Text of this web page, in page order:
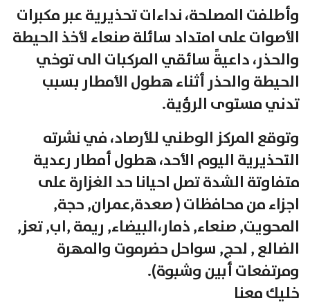
وأطلفت المصلحة، نداءات تحذيرية عبر مكبرات
الأصوات على امتداد سائلة صنعاء لأخذ الحيطة
والحذر، داعيةً سائقي المركبات الى توخي
الحيطة والحذر أثناء هطول الأمطار بسبب
تدني مستوى الرؤية.
وتوقع المركز الوطني للأرصاد، في نشرته
التحذيرية اليوم الأحد، هطول أمطار رعدية
متفاوتة الشدة تصل احيانا حد الغزارة على
اجزاء من محافظات ( صعدة,عمران, حجة,
المحويت, صنعاء, ذمار،البيضاء, ريمة ,اب, تعز,
الضالع , لحج, سواحل حضرموت والمهرة
ومرتفعات أبين وشبوة).
خليك معنا